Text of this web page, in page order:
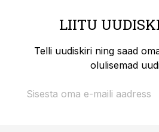
LIITU
Telli uudiskiri ning saad
olulisemad